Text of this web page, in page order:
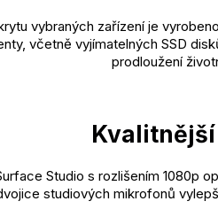
vybraných zařízení je
včetně vyjímatelných SSD
prodloužení
Studio s rozlišením 1080p
studiových mikrofonů